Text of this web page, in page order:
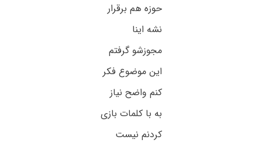
حوزه هم برقرار
نشه اینا
مجوزشو گرفتم
این موضوع فکر
کنم واضح نیاز
به با کلمات بازی
کردنم نیست